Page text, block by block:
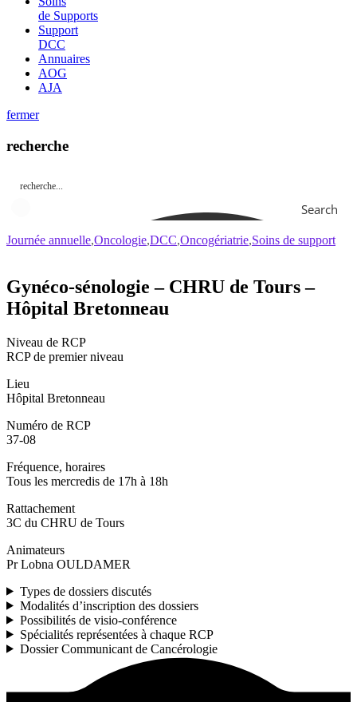
de Supports
Support
DCC
Annuaires
AOG
AJA
fermer
recherche
Search
Journée annuelle Oncologie DCC Oncogériatrie Soins de support
Gynéco-sénologie – CHRU de Tours –
Hôpital Bretonneau
Niveau de RCP
RCP de premier niveau
Lieu
Hôpital Bretonneau
Numéro de RCP
37-08
Fréquence, horaires
Tous les mercredis de 17h à 18h
Rattachement
3C du CHRU de Tours
Animateurs
Pr Lobna OULDAMER
Types de dossiers discutés
Modalités d’inscription des dossiers
Possibilités de visio-conférence
Spécialités représentées à chaque RCP
Dossier Communicant de Cancérologie